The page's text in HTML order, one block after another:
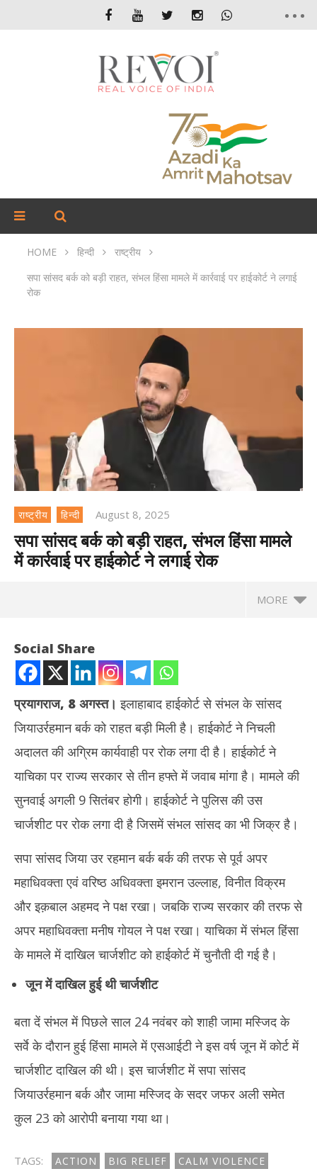
HOME हिन्दी
राष्ट्रीय
सपा सांसद बर्क को बड़ी राहत, संभल हिंसा मामले में कार्रवाई पर हाईकोर्ट ने लगाई
रोक
राष्ट्रीय हिन्दी August 8, 2025
सपा सांसद बर्क को बड़ी राहत, संभल हिंसा मामले
में कार्रवाई पर हाईकोर्ट ने लगाई रोक
MORE
NOW VIEWING
रोक
August
8,
2025
Social Share
प्रयागराज, 8 अगस्त। इलाहाबाद हाईकोर्ट से संभल के सांसद
जियाउर्रहमान बर्क को राहत बड़ी मिली है। हाईकोर्ट ने निचली
अदालत की अग्रिम कार्यवाही पर रोक लगा दी है। हाईकोर्ट ने
याचिका पर राज्य सरकार से तीन हफ्ते में जवाब मांगा है। मामले की
सुनवाई अगली 9 सितंबर होगी। हाईकोर्ट ने पुलिस की उस
चार्जशीट पर रोक लगा दी है जिसमें संभल सांसद का भी जिक्र है।
सपा सांसद जिया उर रहमान बर्क बर्क की तरफ से पूर्व अपर
महाधिवक्ता एवं वरिष्ठ अधिवक्ता इमरान उल्लाह, विनीत विक्रम
और इक़बाल अहमद ने पक्ष रखा। जबकि राज्य सरकार की तरफ से
अपर महाधिवक्ता मनीष गोयल ने पक्ष रखा। याचिका में संभल हिंसा
के मामले में दाखिल चार्जशीट को हाईकोर्ट में चुनौती दी गई है।
जून में दाखिल हुई थी चार्जशीट
बता दें संभल में पिछले साल 24 नवंबर को शाही जामा मस्जिद के
सर्वे के दौरान हुई हिंसा मामले में एसआईटी ने इस वर्ष जून में कोर्ट में
चार्जशीट दाखिल की थी। इस चार्जशीट में सपा सांसद
जियाउर्रहमान बर्क और जामा मस्जिद के सदर जफर अली समेत
कुल 23 को आरोपी बनाया गया था।
TAGS: ACTION BIG RELIEF
CALM VIOLENCE